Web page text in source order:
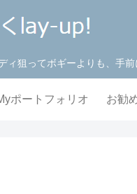
狙ってボギーよりも、手前
ポートフォリオ お勧